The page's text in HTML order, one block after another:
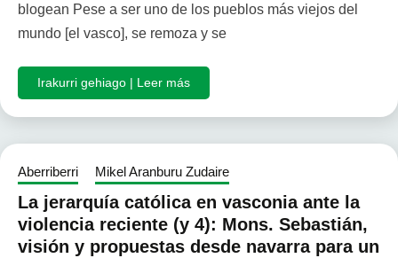
blogean Pese a ser uno de los pueblos más viejos del
mundo [el vasco], se remoza y se
Irakurri gehiago | Leer más
Aberriberri Mikel Aranburu Zudaire
La jerarquía católica en vasconia ante la
violencia reciente (y 4): Mons. Sebastián,
visión y propuestas desde navarra para un